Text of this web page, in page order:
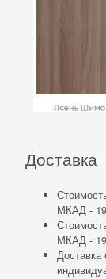
Доставка
МКАД -
МКАД -
Доставка